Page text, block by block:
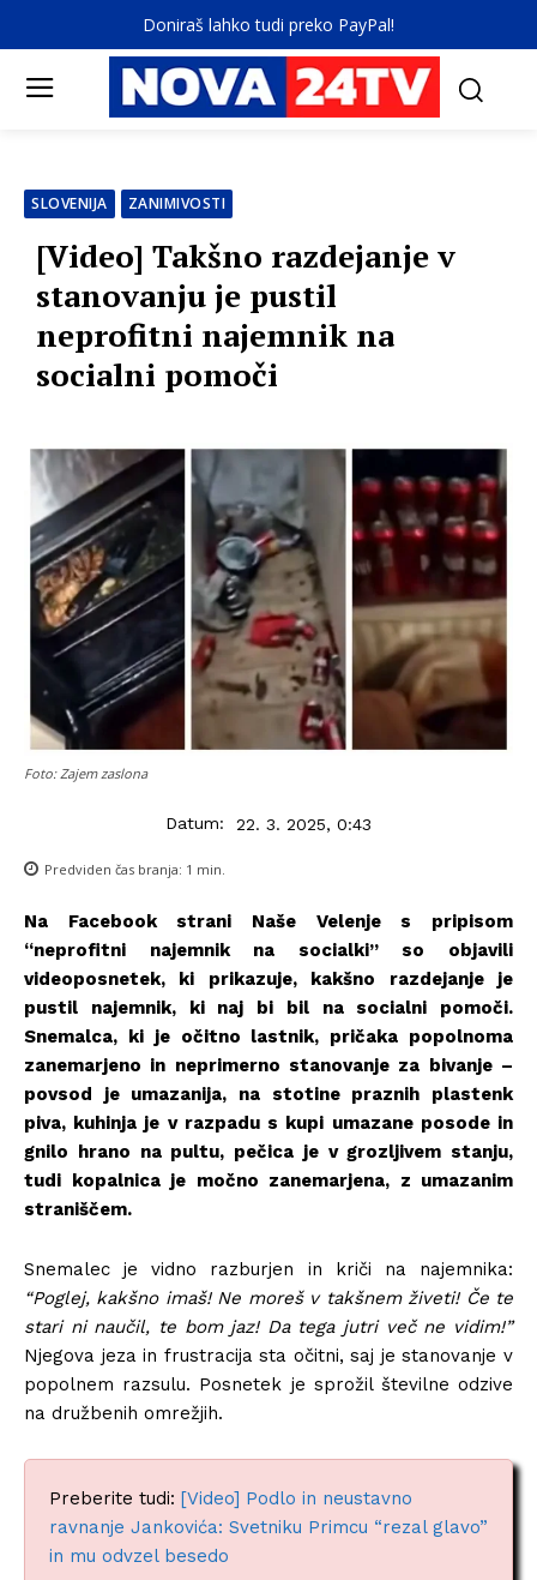
Doniraš lahko tudi preko PayPal!
SLOVENIJA ZANIMIVOSTI
[Video] Takšno razdejanje v
stanovanju je pustil
neprofitni najemnik na
socialni pomoči
Foto: Zajem zaslona
Datum: 22. 3. 2025, 0:43
Predviden čas branja: 1 min.
Na Facebook strani Naše Velenje s pripisom
“neprofitni najemnik na socialki” so objavili
videoposnetek, ki prikazuje, kakšno razdejanje je
pustil najemnik, ki naj bi bil na socialni pomoči.
Snemalca, ki je očitno lastnik, pričaka popolnoma
zanemarjeno in neprimerno stanovanje za bivanje –
povsod je umazanija, na stotine praznih plastenk
piva, kuhinja je v razpadu s kupi umazane posode in
gnilo hrano na pultu, pečica je v grozljivem stanju,
tudi kopalnica je močno zanemarjena, z umazanim
straniščem.
Snemalec je vidno razburjen in kriči na najemnika:
“Poglej, kakšno imaš! Ne moreš v takšnem živeti! Če te
stari ni naučil, te bom jaz! Da tega jutri več ne vidim!”
Njegova jeza in frustracija sta očitni, saj je stanovanje v
popolnem razsulu. Posnetek je sprožil številne odzive
na družbenih omrežjih.
Preberite tudi: [Video] Podlo in neustavno
ravnanje Jankovića: Svetniku Primcu “rezal glavo”
in mu odvzel besedo